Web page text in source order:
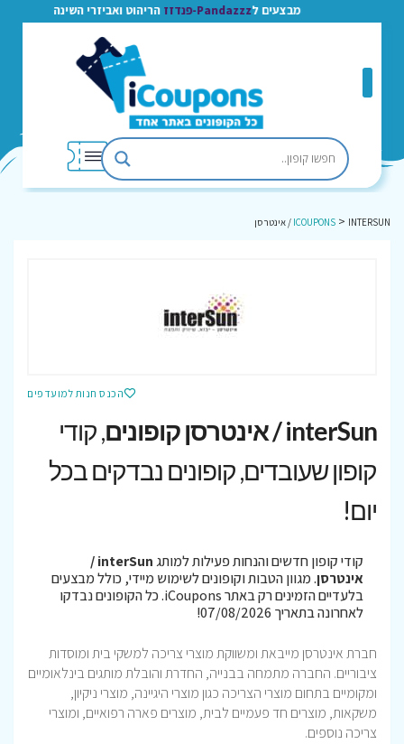
מבצעים לPandazzz-פנדזז הריהוט ואביזרי השינה
ICOUPONS > INTERSUN / אינטרסן
הכנס חנות למועדפים
interSun / אינטרסן קופונים
, קודי
קופון שעובדים, קופונים נבדקים בכל
יום!
קודי קופון חדשים והנחות פעילות למותג
interSun /
אינטרסן. מגוון הטבות וקופונים לשימוש מיידי, כולל מבצעים
בלעדיים הזמינים רק באתר iCoupons. כל הקופונים נבדקו
לאחרונה בתאריך 07/08/2026!
חברת אינטרסן מייבאת ומשווקת מוצרי צריכה למשקי בית ומוסדות
ציבוריים. החברה מתמחה בבנייה, החדרת והובלת מותגים בינלאומיים
ומקומיים בתחום מוצרי הצריכה כגון מוצרי היגיינה, מוצרי ניקיון,
משקאות, מוצרים חד פעמיים לבית, מוצרים פארה רפואיים, ומוצרי
צריכה נוספים.